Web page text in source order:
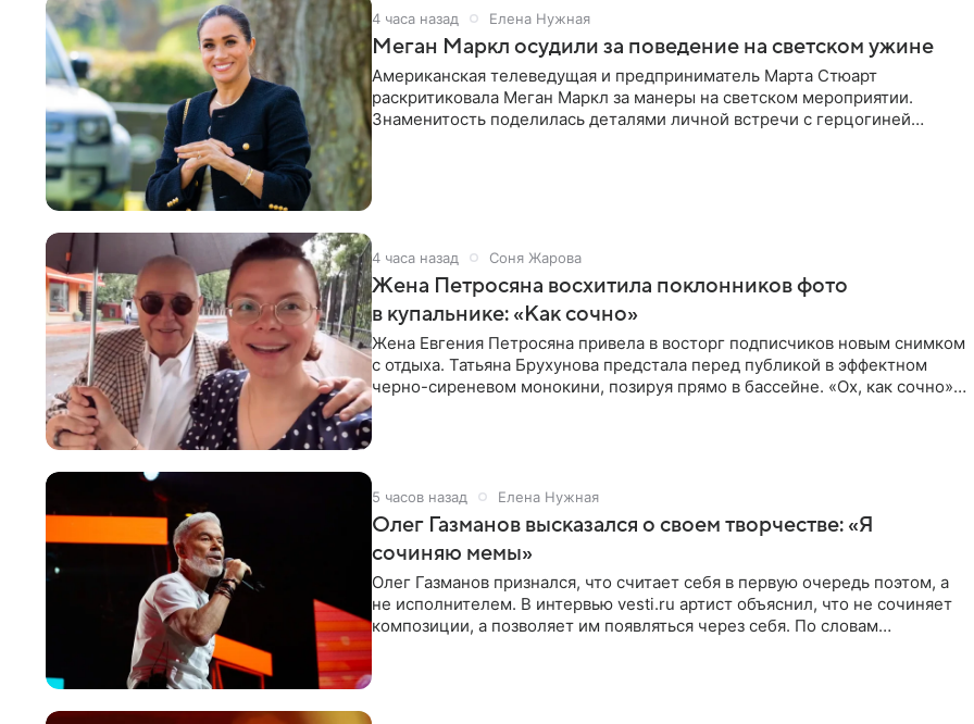
4 часа назад Елена Нужная
Меган Маркл осудили за поведение на светском ужине
Американская телеведущая и предприниматель Марта Стюарт
раскритиковала Меган Маркл за манеры на светском мероприятии.
Знаменитость поделилась деталями личной встречи с герцогиней
4 часа назад Соня Жарова
Жена Петросяна восхитила поклонников фото
в купальнике: «Как сочно»
Жена Евгения Петросяна привела в восторг подписчиков новым снимком
с отдыха. Татьяна Брухунова предстала перед публикой в эффектном
черно-сиреневом монокини, позируя прямо в бассейне. «Ох, как сочно»,
5 часов назад Елена Нужная
Олег Газманов высказался о своем творчестве: «Я
сочиняю мемы»
Олег Газманов признался, что считает себя в первую очередь поэтом, а
не исполнителем. В интервью vesti.ru артист объяснил, что не сочиняет
композиции, а позволяет им появляться через себя. По словам